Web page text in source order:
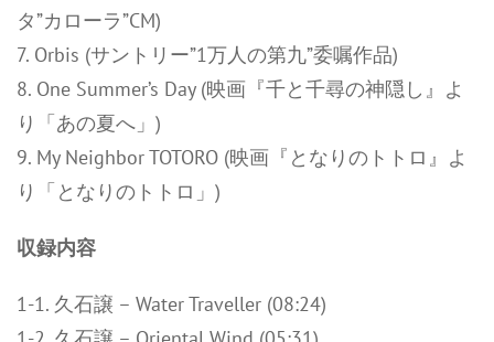
タ”カローラ”CM)
7. Orbis (サントリー”1万人の第九”委嘱作品)
8. One Summer’s Day (映画『千と千尋の神隠し』よ
り「あの夏へ」)
9. My Neighbor TOTORO (映画『となりのトトロ』よ
り「となりのトトロ」)
収録内容
1-1. 久石譲 – Water Traveller (08:24)